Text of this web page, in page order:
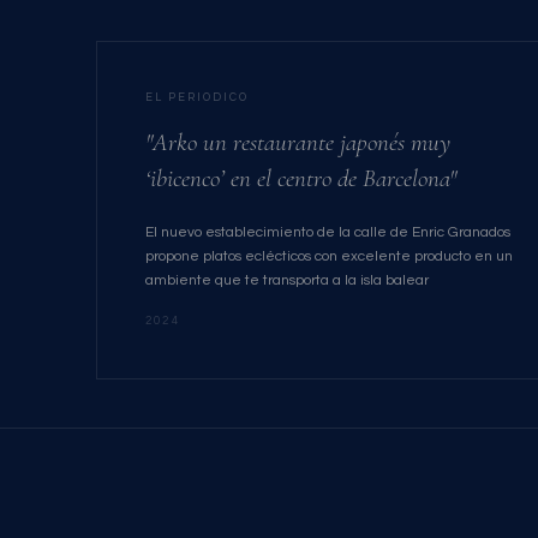
EL PERIODICO
"Arko un restaurante japonés muy
‘ibicenco’ en el centro de Barcelona"
El nuevo establecimiento de la calle de Enric Granados
propone platos eclécticos con excelente producto en un
ambiente que te transporta a la isla balear
2024